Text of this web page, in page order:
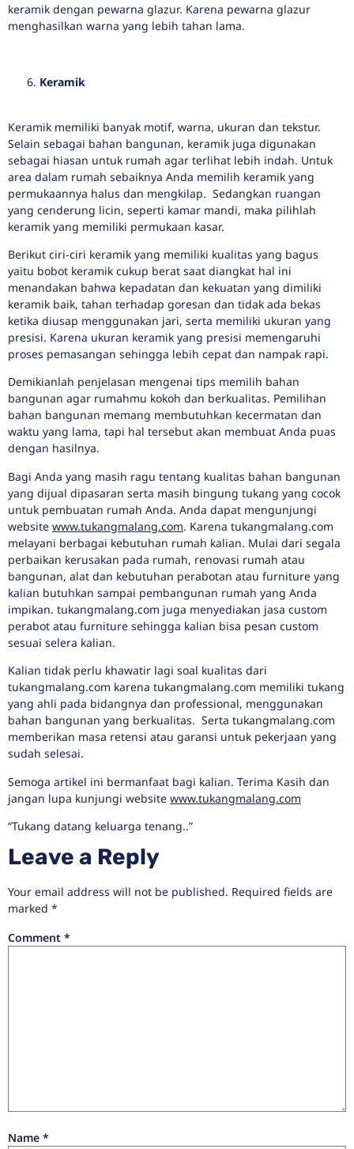
keramik dengan pewarna glazur. Karena pewarna glazur
menghasilkan warna yang lebih tahan lama.
Keramik
Keramik memiliki banyak motif, warna, ukuran dan tekstur.
Selain sebagai bahan bangunan, keramik juga digunakan
sebagai hiasan untuk rumah agar terlihat lebih indah. Untuk
area dalam rumah sebaiknya Anda memilih keramik yang
permukaannya halus dan mengkilap. Sedangkan ruangan
yang cenderung licin, seperti kamar mandi, maka pilihlah
keramik yang memiliki permukaan kasar.
Berikut ciri-ciri keramik yang memiliki kualitas yang bagus
yaitu bobot keramik cukup berat saat diangkat hal ini
menandakan bahwa kepadatan dan kekuatan yang dimiliki
keramik baik, tahan terhadap goresan dan tidak ada bekas
ketika diusap menggunakan jari, serta memiliki ukuran yang
presisi. Karena ukuran keramik yang presisi memengaruhi
proses pemasangan sehingga lebih cepat dan nampak rapi.
Demikianlah penjelasan mengenai tips memilih bahan
bangunan agar rumahmu kokoh dan berkualitas. Pemilihan
bahan bangunan memang membutuhkan kecermatan dan
waktu yang lama, tapi hal tersebut akan membuat Anda puas
dengan hasilnya.
Bagi Anda yang masih ragu tentang kualitas bahan bangunan
yang dijual dipasaran serta masih bingung tukang yang cocok
untuk pembuatan rumah Anda. Anda dapat mengunjungi
website www.tukangmalang.com. Karena tukangmalang.com
melayani berbagai kebutuhan rumah kalian. Mulai dari segala
perbaikan kerusakan pada rumah, renovasi rumah atau
bangunan, alat dan kebutuhan perabotan atau furniture yang
kalian butuhkan sampai pembangunan rumah yang Anda
impikan. tukangmalang.com juga menyediakan jasa custom
perabot atau furniture sehingga kalian bisa pesan custom
sesuai selera kalian.
Kalian tidak perlu khawatir lagi soal kualitas dari
tukangmalang.com karena tukangmalang.com memiliki tukang
yang ahli pada bidangnya dan professional, menggunakan
bahan bangunan yang berkualitas. Serta tukangmalang.com
memberikan masa retensi atau garansi untuk pekerjaan yang
sudah selesai.
Semoga artikel ini bermanfaat bagi kalian. Terima Kasih dan
jangan lupa kunjungi website www.tukangmalang.com
“Tukang datang keluarga tenang..”
Leave a Reply
Your email address will not be published. Required fields are
marked *
Comment *
Name *